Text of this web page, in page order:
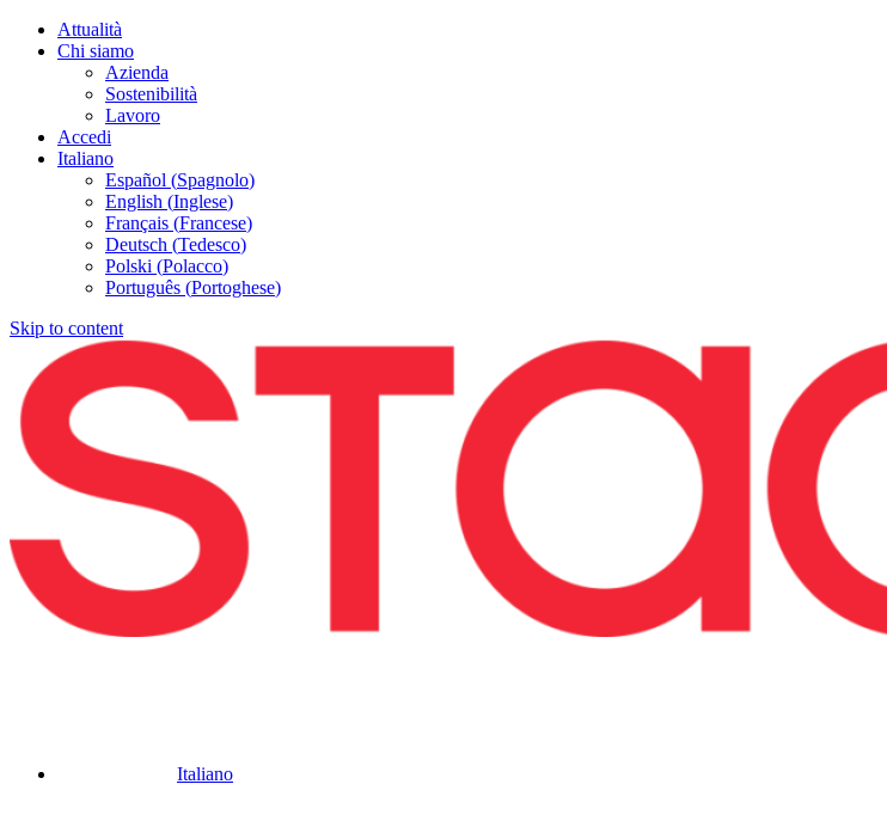
Attualità
Chi siamo
Azienda
Sostenibilità
Lavoro
Accedi
Italiano
Español (Spagnolo)
English (Inglese)
Français (Francese)
Deutsch (Tedesco)
Polski (Polacco)
Português (Portoghese)
Skip to content
Italiano